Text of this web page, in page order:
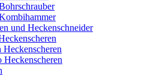
und Heckenschneider
Heckenscheren
Heckenscheren